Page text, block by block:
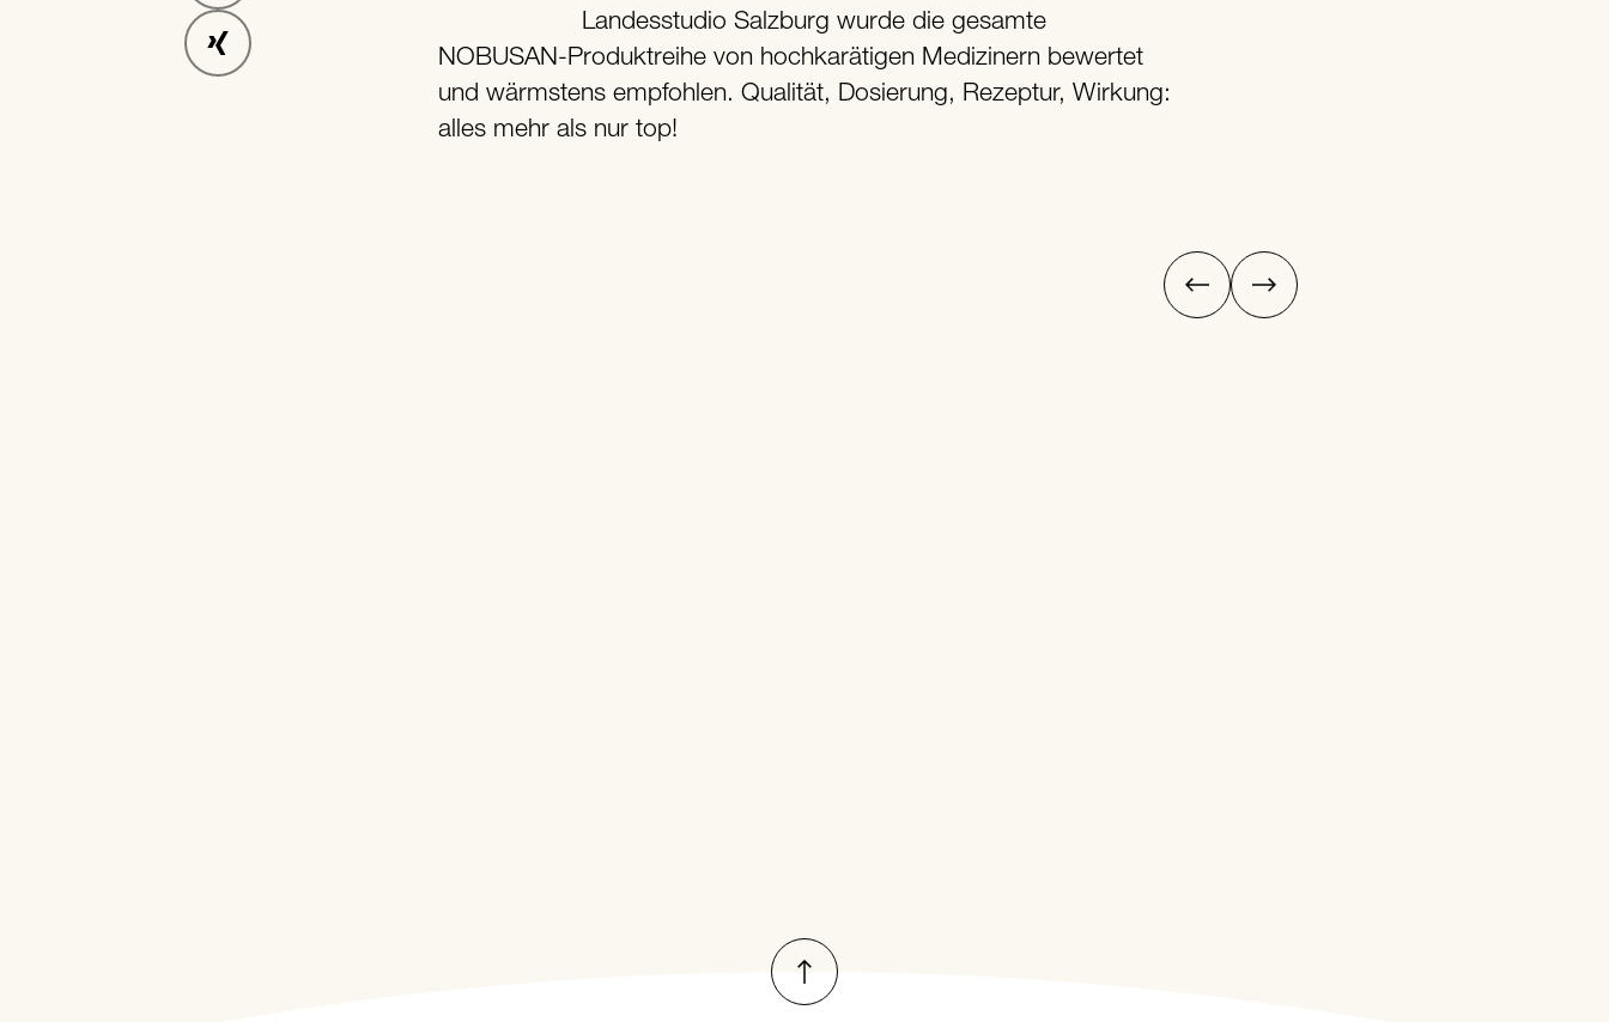
Landesstudio Salzburg wurde die gesamte
NOBUSAN-Produktreihe von hochkarätigen Medizinern bewertet
und wärmstens empfohlen. Qualität, Dosierung, Rezeptur, Wirkung:
alles mehr als nur top!
Nach oben